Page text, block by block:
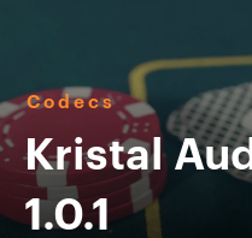
Codecs
Kristal
1.0.1